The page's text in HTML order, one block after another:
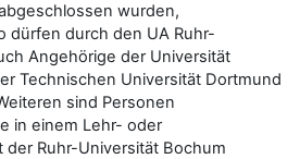
wurden,
dürfen durch den UA Ruhr-
Angehörige der Universität
Technischen Universität Dortmund
sind Personen
in einem Lehr- oder
Ruhr-Universität Bochum